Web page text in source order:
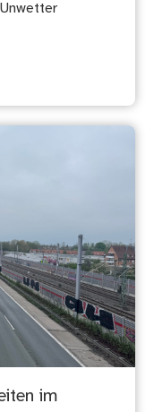
im